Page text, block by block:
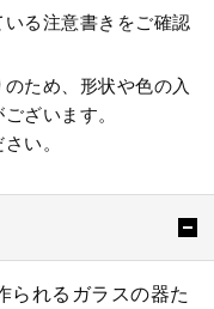
る注意書きをご確認
ため、形状や色の入
ざいます。
い。
られるガラスの器た